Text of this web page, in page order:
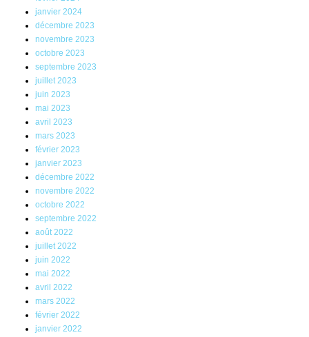
janvier 2024
décembre 2023
novembre 2023
octobre 2023
septembre 2023
juillet 2023
juin 2023
mai 2023
avril 2023
mars 2023
février 2023
janvier 2023
décembre 2022
novembre 2022
octobre 2022
septembre 2022
août 2022
juillet 2022
juin 2022
mai 2022
avril 2022
mars 2022
février 2022
janvier 2022